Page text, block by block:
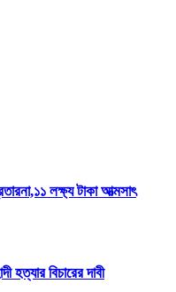
লক্ষ্য টাকা আত্মসাৎ
বিচারের দাবী